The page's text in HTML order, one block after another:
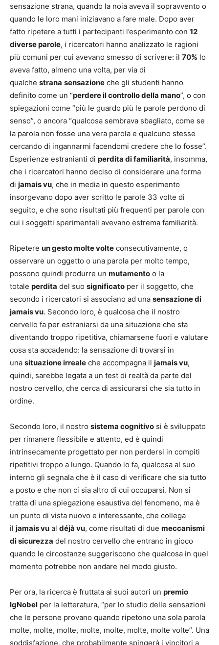
sensazione strana, quando la noia aveva il sopravvento o
quando le loro mani iniziavano a fare male. Dopo aver
fatto ripetere a tutti i partecipanti l’esperimento con 12
diverse parole, i ricercatori hanno analizzato le ragioni
più comuni per cui avevano smesso di scrivere: il 70% lo
aveva fatto, almeno una volta, per via di
qualche strana sensazione che gli studenti hanno
definito come un “perdere il controllo della mano”, o con
spiegazioni come “più le guardo più le parole perdono di
senso”, o ancora “qualcosa sembrava sbagliato, come se
la parola non fosse una vera parola e qualcuno stesse
cercando di ingannarmi facendomi credere che lo fosse”.
Esperienze estranianti di perdita di familiarità, insomma,
che i ricercatori hanno deciso di considerare una forma
di jamais vu, che in media in questo esperimento
insorgevano dopo aver scritto le parole 33 volte di
seguito, e che sono risultati più frequenti per parole con
cui i soggetti sperimentali avevano estrema familiarità.
Ripetere un gesto molte volte consecutivamente, o
osservare un oggetto o una parola per molto tempo,
possono quindi produrre un mutamento o la
totale perdita del suo significato per il soggetto, che
secondo i ricercatori si associano ad una sensazione di
jamais vu. Secondo loro, è qualcosa che il nostro
cervello fa per estraniarsi da una situazione che sta
diventando troppo ripetitiva, chiamarsene fuori e valutare
cosa sta accadendo: la sensazione di trovarsi in
una situazione irreale che accompagna il jamais vu,
quindi, sarebbe legata a un test di realtà da parte del
nostro cervello, che cerca di assicurarsi che sia tutto in
ordine.
Secondo loro, il nostro sistema cognitivo si è sviluppato
per rimanere flessibile e attento, ed è quindi
intrinsecamente progettato per non perdersi in compiti
ripetitivi troppo a lungo. Quando lo fa, qualcosa al suo
interno gli segnala che è il caso di verificare che sia tutto
a posto e che non ci sia altro di cui occuparsi. Non si
tratta di una spiegazione esaustiva del fenomeno, ma è
un punto di vista nuovo e interessante, che collega
il jamais vu al déjà vu, come risultati di due meccanismi
di sicurezza del nostro cervello che entrano in gioco
quando le circostanze suggeriscono che qualcosa in quel
momento potrebbe non andare nel modo giusto.
Per ora, la ricerca è fruttata ai suoi autori un premio
IgNobel per la letteratura, “per lo studio delle sensazioni
che le persone provano quando ripetono una sola parola
molte, molte, molte, molte, molte, molte, molte volte”. Una
soddisfazione, che probabilmente spingerà i vincitori a